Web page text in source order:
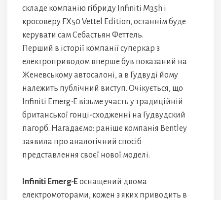
складе компанію гібриду Infiniti M35h і
кросоверу FX50 Vettel Edition, останнім буде
керувати сам Себастьян Феттель.
Перший в історії компанії суперкар з
електроприводом вперше був показаний на
Женевському автосалоні, а в Гудвуді йому
належить публічний виступ. Очікується, що
Infiniti Emerg-E візьме участь у традиційній
британської гонці-сходженні на Гудвудский
пагорб. Нагадаємо: раніше компанія Bentley
заявила про аналогічний спосіб
представлення своєї нової моделі.
Infiniti Emerg-Eоснащений двома
електромоторами, кожен з яких приводить в